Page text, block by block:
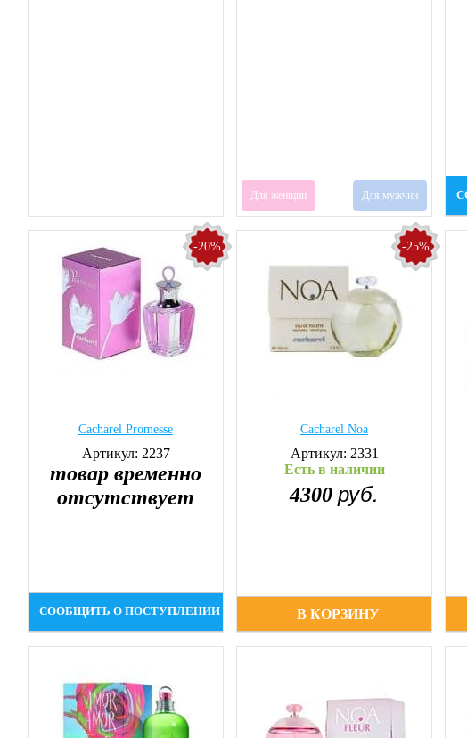
Для женщин Для мужчин
-20%
Cacharel Promesse
Артикул: 2237
товар временно
отсутствует
СООБЩИТЬ О ПОСТУПЛЕНИИ
-25%
Cacharel Noa
Артикул: 2331
Есть в наличии
4300 руб.
В КОРЗИНУ